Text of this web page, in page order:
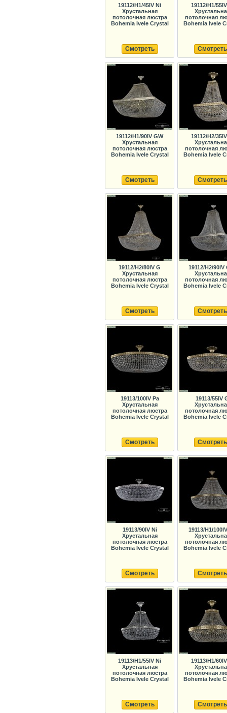
19112/H1/45IV Ni
Хрустальная
потолочная люстра
Bohemia Ivele Crystal
Смотреть
19112/H1/
потолочная
Bohemia Ivele
Смотреть
19112/H1/90IV GW
Хрустальная
потолочная люстра
Bohemia Ivele Crystal
Смотреть
19112/H2/
потолочная
Bohemia Ivele
Смотреть
19112/H2/80IV G
Хрустальная
потолочная люстра
Bohemia Ivele Crystal
Смотреть
19112/H2/90IV
потолочная
Bohemia Ivele
Смотреть
19113/100IV Pa
Хрустальная
потолочная люстра
Bohemia Ivele Crystal
Смотреть
19113/55IV
потолочная
Bohemia Ivele
Смотреть
19113/90IV Ni
Хрустальная
потолочная люстра
Bohemia Ivele Crystal
Смотреть
19113/H1/
потолочная
Bohemia Ivele
Смотреть
19113/H1/55IV Ni
Хрустальная
потолочная люстра
Bohemia Ivele Crystal
Смотреть
19113/H1/
потолочная
Bohemia Ivele
Смотреть